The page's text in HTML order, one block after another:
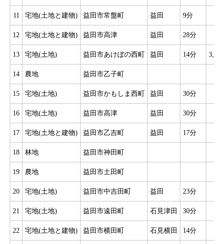
11 宅地(土地と建物) 益田市常盤町 益田 9分
12 宅地(土地と建物) 益田市高津 益田 28分
13 宅地(土地) 益田市あけぼの西町 益田 14分
14 農地 益田市乙子町
15 宅地(土地) 益田市かもしま西町 益田 30分
16 宅地(土地) 益田市高津 益田 30分
17 宅地(土地と建物) 益田市乙吉町 益田 17分
18 林地 益田市神田町
19 農地 益田市土田町
20 宅地(土地) 益田市中吉田町 益田 23分
21 宅地(土地) 益田市遠田町 石見津田 30分
22 宅地(土地と建物) 益田市横田町 石見横田 14分